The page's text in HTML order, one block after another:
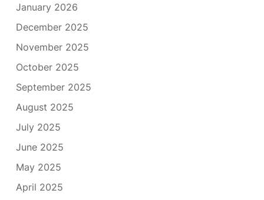
January 2026
December 2025
November 2025
October 2025
September 2025
August 2025
July 2025
June 2025
May 2025
April 2025